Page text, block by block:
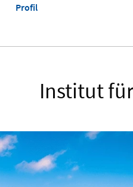
Profil
Institut